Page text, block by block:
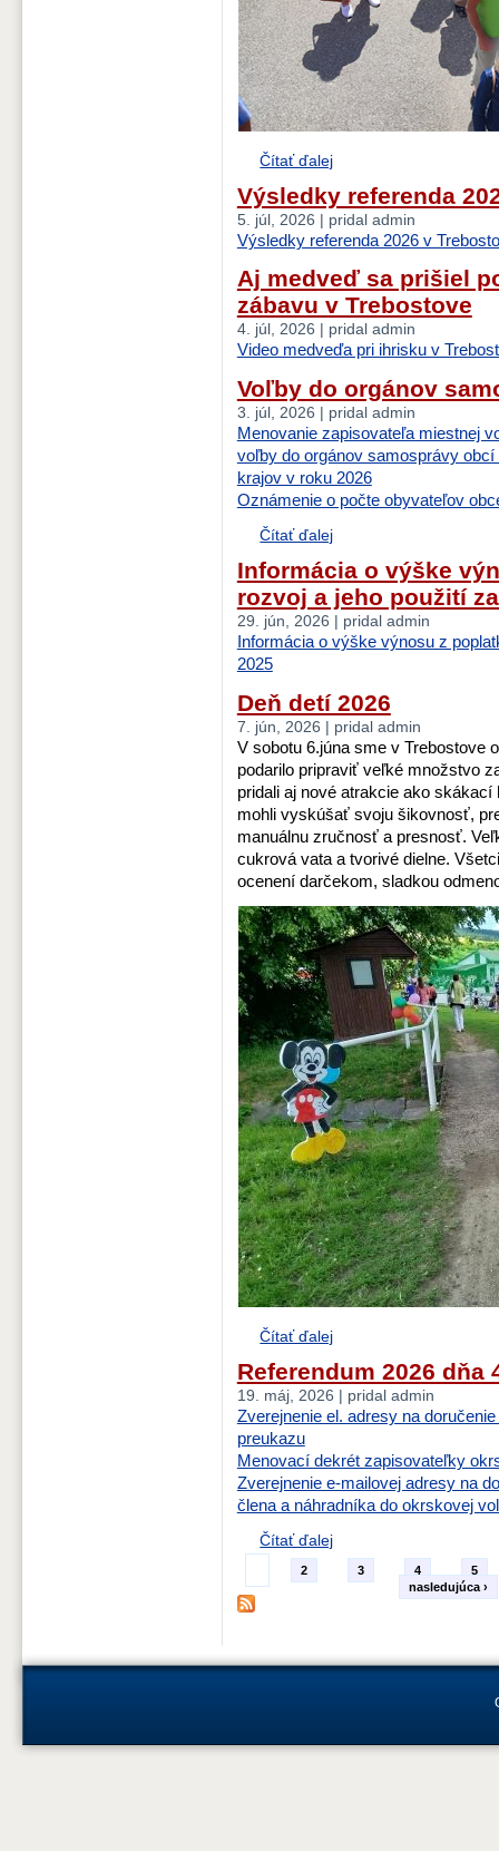
Čítať ďalej
Výsledky referenda
5. júl, 2026 | pridal admin
Výsledky referenda 2026 v
Aj medveď sa prišiel
zábavu v Trebostove
4. júl, 2026 | pridal admin
Video medveďa pri ihrisku v
Voľby do orgánov
3. júl, 2026 | pridal admin
Menovanie zapisovateľa miestnej
voľby do orgánov samosprávy
krajov v roku 2026
Oznámenie o počte obyvateľov
Čítať ďalej
Informácia o výške
rozvoj a jeho použití
29. jún, 2026 | pridal admin
Informácia o výške výnosu z
2025
Deň detí 2026
7. jún, 2026 | pridal admin
V sobotu 6.júna sme v Trebostove
podarilo pripraviť veľké množstvo
pridali aj nové atrakcie ako
mohli vyskúšať svoju šikovnosť,
manuálnu zručnosť a presnosť.
cukrová vata a tvorivé dielne.
ocenení darčekom, sladkou
Čítať ďalej
Referendum 2026 dňa
19. máj, 2026 | pridal admin
Zverejnenie el. adresy na
preukazu
Menovací dekrét zapisovateľky
Zverejnenie e-mailovej adresy na
člena a náhradníka do okrskovej
Čítať ďalej
2 3 4
5
nasledujúca ›